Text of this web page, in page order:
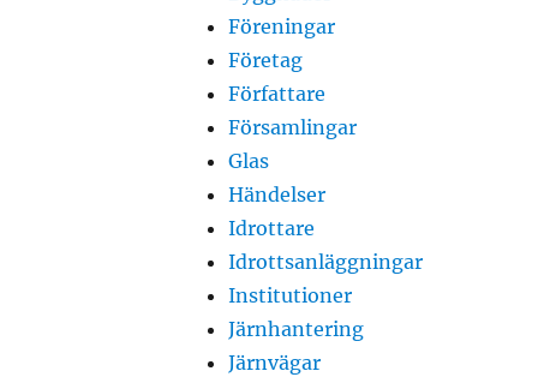
Föreningar
Företag
Författare
Församlingar
Glas
Händelser
Idrottare
Idrottsanläggningar
Institutioner
Järnhantering
Järnvägar